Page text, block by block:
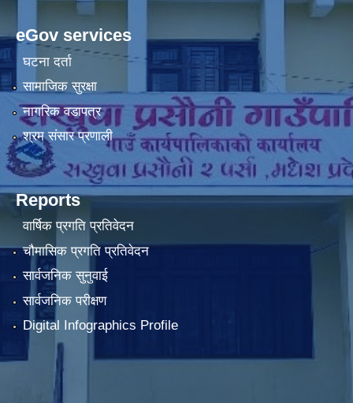
eGov services
घटना दर्ता
सामाजिक सुरक्षा
नागरिक वडापत्र
श्रम संसार प्रणाली
Reports
वार्षिक प्रगति प्रतिवेदन
चौमासिक प्रगति प्रतिवेदन
सार्वजनिक सुनुवाई
सार्वजनिक परीक्षण
Digital Infographics Profile